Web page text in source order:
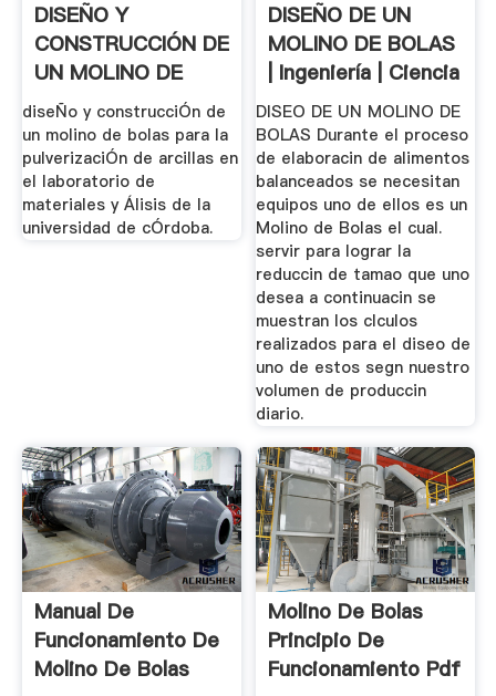
DISEÑO Y
CONSTRUCCIÓN DE
UN MOLINO DE
BOLAS PARA .
diseÑo y construcciÓn de
un molino de bolas para la
pulverizaciÓn de arcillas en
el laboratorio de
materiales y Álisis de la
universidad de cÓrdoba.
DISEÑO DE UN
MOLINO DE BOLAS
| Ingeniería | Ciencia
DISEO DE UN MOLINO DE
BOLAS Durante el proceso
de elaboracin de alimentos
balanceados se necesitan
equipos uno de ellos es un
Molino de Bolas el cual.
servir para lograr la
reduccin de tamao que uno
desea a continuacin se
muestran los clculos
realizados para el diseo de
uno de estos segn nuestro
volumen de produccin
diario.
Manual De
Funcionamiento De
Molino De Bolas
Molino De Bolas
Principio De
Funcionamiento Pdf